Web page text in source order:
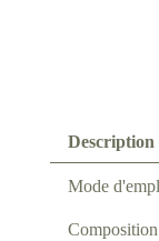
Description
Mode
Composition